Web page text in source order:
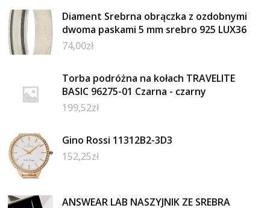
Diament Srebrna obrączka z ozdobnymi
dwoma paskami 5 mm srebro 925 LUX36
74,00zł
Torba podróżna na kołach TRAVELITE
BASIC 96275-01 Czarna - czarny
199,52zł
Gino Rossi 11312B2-3D3
152,25zł
ANSWEAR LAB NASZYJNIK ZE SREBRA